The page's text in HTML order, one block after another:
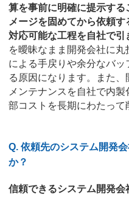
算を事前に明確に提示す
メージを固めてから依頼
対応可能な工程を自社で引
を曖昧なまま開発会社に
による手戻りや余分なバ
る原因になります。また
メンテナンスを自社で内
部コストを長期にわたって
Q. 依頼先のシステム開発
か？
信頼できるシステム開発